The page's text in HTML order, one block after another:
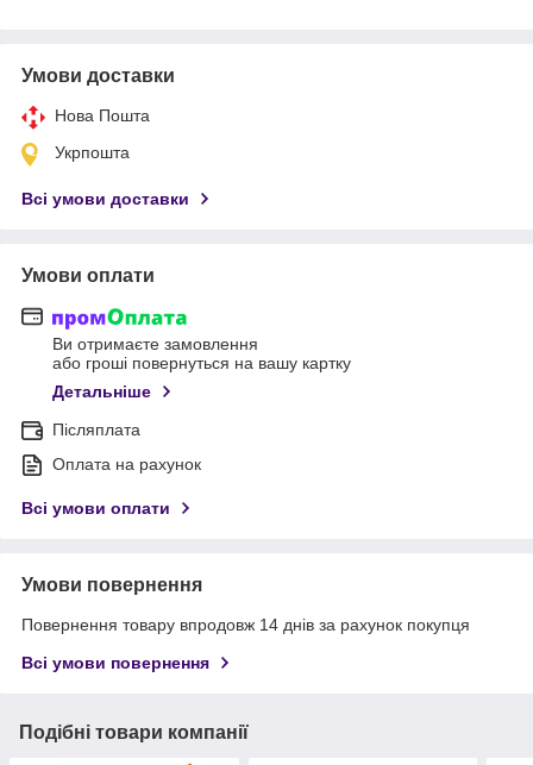
Умови доставки
Нова Пошта
Укрпошта
Всі умови доставки
Умови оплати
Ви отримаєте замовлення
або гроші повернуться на вашу картку
Детальніше
Післяплата
Оплата на рахунок
Всі умови оплати
Умови повернення
Повернення товару впродовж 14 днів за рахунок покупця
Всі умови повернення
Подібні товари компанії